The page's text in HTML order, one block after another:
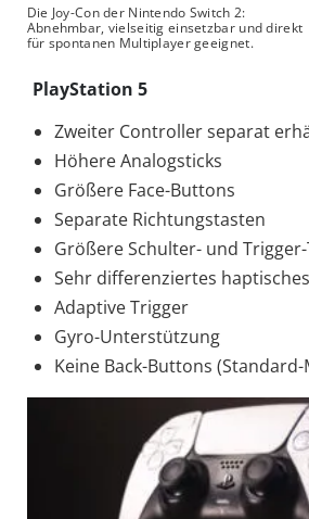
Die Joy-Con der Nintendo Switch 2:
Abnehmbar, vielseitig einsetzbar und direkt
für spontanen Multiplayer geeignet.
PlayStation 5
Zweiter Controller separat
Höhere Analogsticks
Größere Face-Buttons
Separate Richtungstasten
Größere Schulter- und
Sehr differenziertes
Adaptive Trigger
Gyro-Unterstützung
Keine Back-Buttons